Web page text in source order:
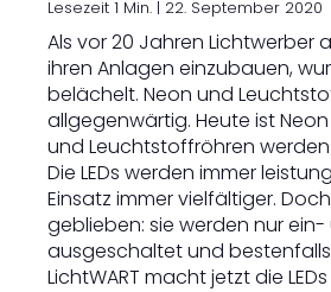
Lesezeit 1 Min. | 22. September 2020
Als vor 20 Jahren Lichtwerber
ihren Anlagen einzubauen,
belächelt. Neon und
allgegenwärtig. Heute ist Neon
und Leuchtstoffröhren
Die LEDs werden immer
Einsatz immer vielfältiger.
geblieben: sie werden nur ein-
ausgeschaltet und
LichtWART macht jetzt die